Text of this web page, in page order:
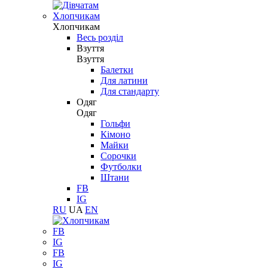
Хлопчикам
Хлопчикам
Весь розділ
Взуття
Взуття
Балетки
Для латини
Для стандарту
Одяг
Одяг
Гольфи
Кімоно
Майки
Сорочки
Футболки
Штани
FB
IG
RU UA EN
FB
IG
FB
IG